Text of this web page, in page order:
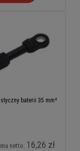
baterii 35 mm²
netto: 16,26 zł